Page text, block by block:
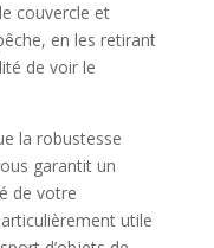
couvercle et
en les retirant
de voir le
la robustesse
garantit un
de votre
utile